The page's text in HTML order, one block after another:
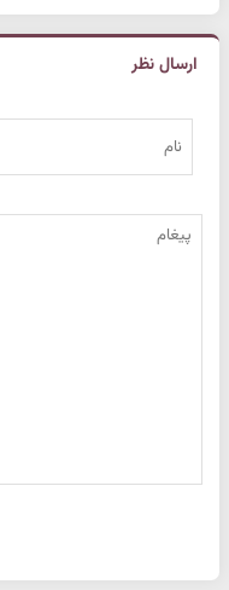
ارسال نظر